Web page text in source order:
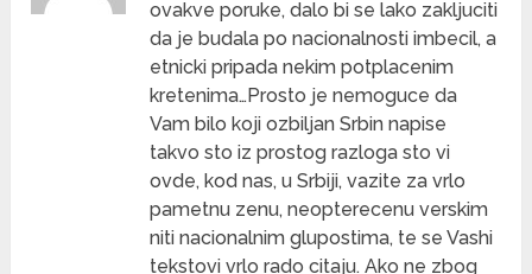
ovakve poruke, dalo bi se lako zakljuciti
da je budala po nacionalnosti imbecil, a
etnicki pripada nekim potplacenim
kretenima…Prosto je nemoguce da
Vam bilo koji ozbiljan Srbin napise
takvo sto iz prostog razloga sto vi
ovde, kod nas, u Srbiji, vazite za vrlo
pametnu zenu, neopterecenu verskim
niti nacionalnim glupostima, te se Vashi
tekstovi vrlo rado citaju. Ako ne zbog